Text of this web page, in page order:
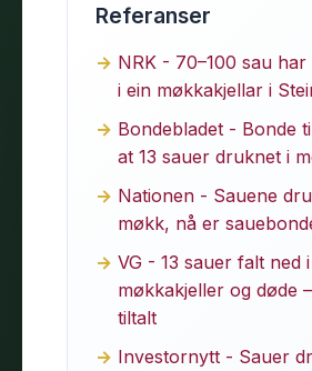
Referanser
NRK - 70–100 sau
i ein møkkakjellar i
Bondebladet - Bonde
at 13 sauer druknet i
Nationen - Sauene
møkk, nå er
VG - 13 sauer falt ned i
møkkakjeller og døde
tiltalt
Investornytt - Sauer